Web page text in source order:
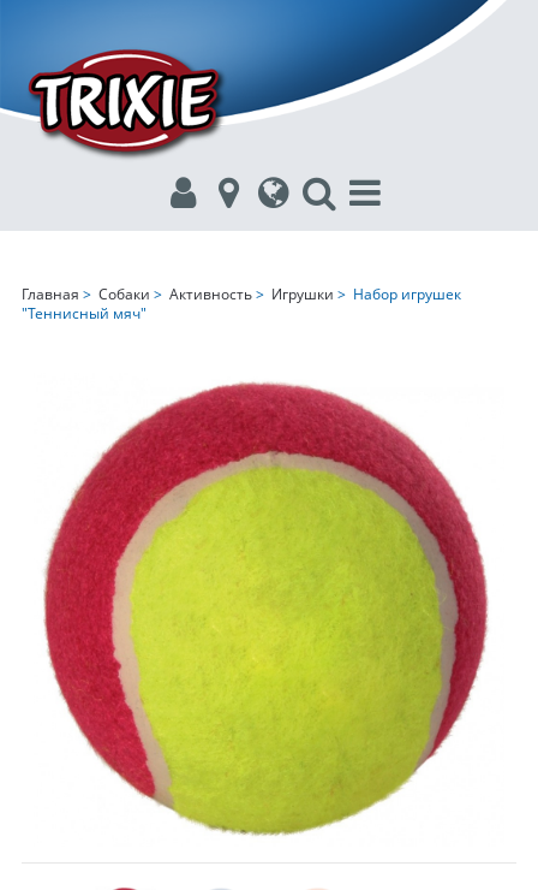
Главная > Собаки > Активность> Игрушки > Набор игрушек
"Теннисный мяч"